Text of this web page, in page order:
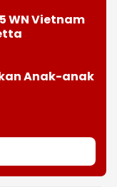
WN Vietnam
Anak-anak